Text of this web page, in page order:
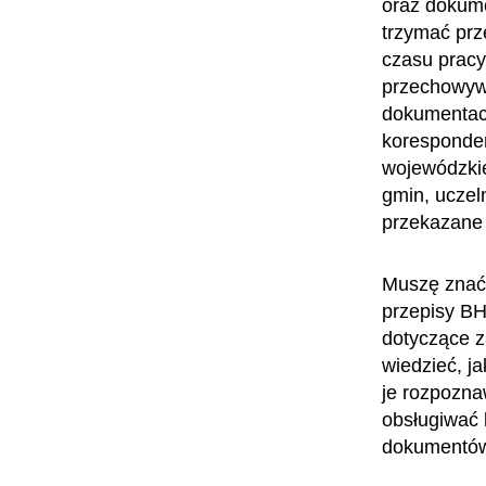
oraz
trzymać
czasu
gmin,
Muszę
przepisy
dotyczące
wiedzieć,
je